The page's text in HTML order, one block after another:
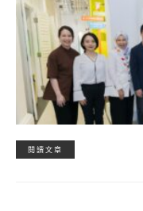
閱讀文章